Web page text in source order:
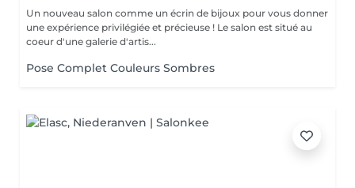
Un nouveau salon comme un écrin de bijoux pour vous donner
une expérience privilégiée et précieuse ! Le salon est situé au
coeur d'une galerie d'artis...
Pose Complet Couleurs Sombres